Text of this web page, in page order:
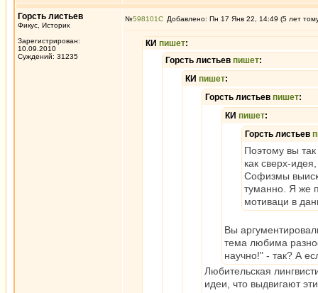
Горсть листьев
Фикус, Историк
Зарегистрирован:
10.09.2010
Суждений: 31235
№598101 Добавлено: Пн 17 Янв 22, 14:49 (5 лет
КИ пишет:
Горсть листьев пишет:
КИ пишет:
Горсть листьев пишет:
КИ пишет:
Горсть листьев
Поэтому вы
как сверх-
Софизмы
туманно. Я же
мотиваци в
Вы
тема любима
научно!" - так? А
Любительская
идеи, что выдвигают